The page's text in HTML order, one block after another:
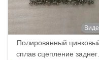
Полированный
сплав сцепление заднего